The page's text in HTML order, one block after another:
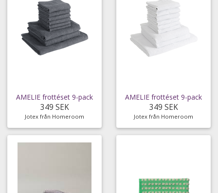
AMELIE frottéset 9-pack
349 SEK
Jotex från Homeroom
AMELIE frottéset 9-pack
349 SEK
Jotex från Homeroom